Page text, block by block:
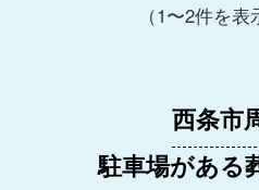
（1〜2件を表
西条市
駐車場がある